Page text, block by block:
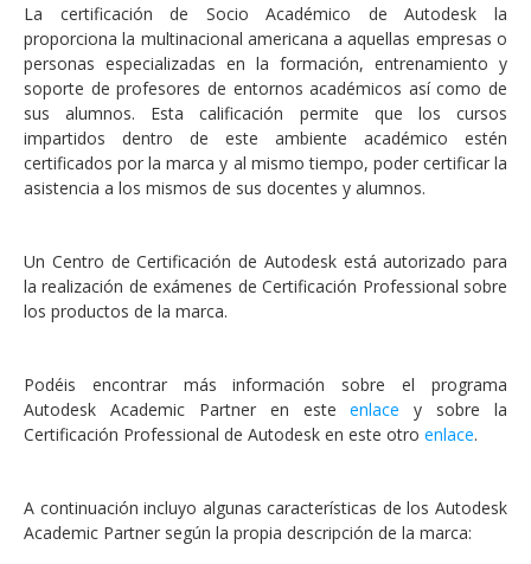
La certificación de Socio Académico de Autodesk la
proporciona la multinacional americana a aquellas empresas o
personas especializadas en la formación, entrenamiento y
soporte de profesores de entornos académicos así como de
sus alumnos. Esta calificación permite que los cursos
impartidos dentro de este ambiente académico estén
certificados por la marca y al mismo tiempo, poder certificar la
asistencia a los mismos de sus docentes y alumnos.
Un Centro de Certificación de Autodesk está autorizado para
la realización de exámenes de Certificación Professional sobre
los productos de la marca.
Podéis encontrar más información sobre el programa
Autodesk Academic Partner en esteenlace y sobre la
Certificación Professional de Autodesk en este otro enlace.
A continuación incluyo algunas características de los Autodesk
Academic Partner según la propia descripción de la marca: